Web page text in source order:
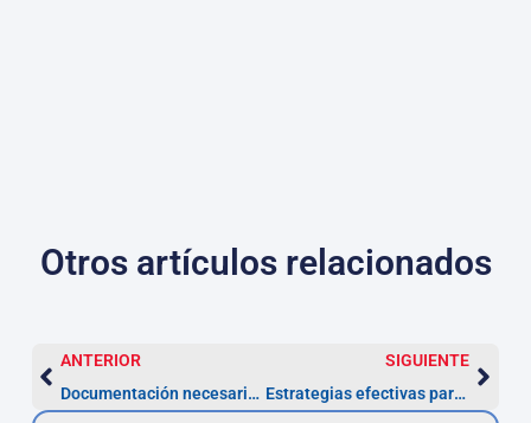
Otros artículos relacionados
ANTERIOR
Documentación necesaria para la nulidad de préstamos personales
SIGUIENTE
Estrategias efectivas para recuperar intereses abusivos en préstamos personales